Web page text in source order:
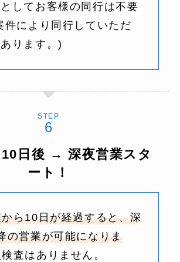
してお客様の同行は不要
件により同行していただ
ります。)
STEP
日後 → 深夜営業スタ
ート！
ら10日が経過すると、深
の営業が可能になりま
査はありません。